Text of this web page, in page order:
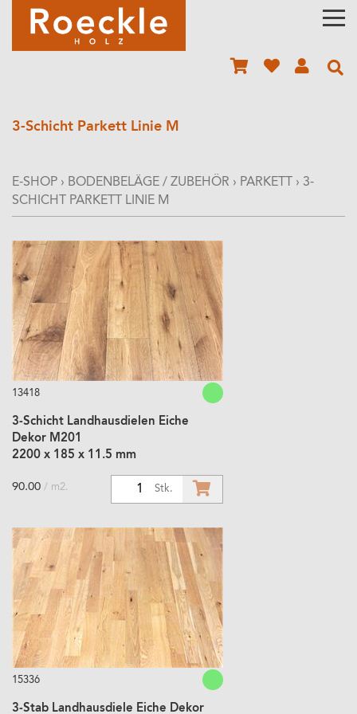
3-Schicht Parkett Linie M
E-SHOP › BODENBELÄGE / ZUBEHÖR › PARKETT › 3-
SCHICHT PARKETT LINIE M
13418
3-Schicht Landhausdielen Eiche
Dekor M201
2200 x 185 x 11.5 mm
Stk.
90.00 / m2.
15336
3-Stab Landhausdiele Eiche Dekor